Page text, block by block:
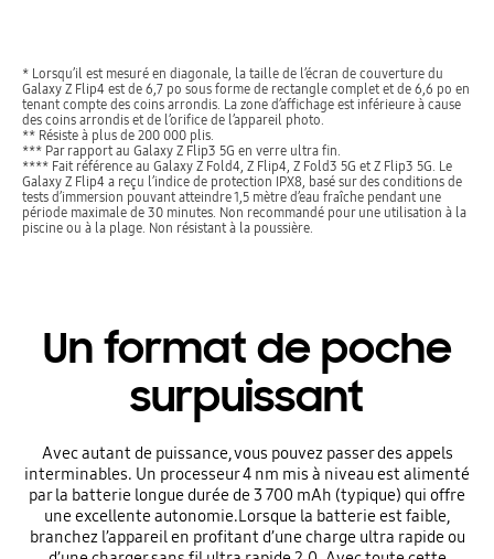
* Lorsqu’il est mesuré en diagonale, la taille de l’écran de couverture du
Galaxy Z Flip4 est de 6,7 po sous forme de rectangle complet et de 6,6 po en
tenant compte des coins arrondis. La zone d’affichage est inférieure à cause
des coins arrondis et de l’orifice de l’appareil photo.
** Résiste à plus de 200 000 plis.
*** Par rapport au Galaxy Z Flip3 5G en verre ultra fin.
**** Fait référence au Galaxy Z Fold4, Z Flip4, Z Fold3 5G et Z Flip3 5G. Le
Galaxy Z Flip4 a reçu l’indice de protection IPX8, basé sur des conditions de
tests d’immersion pouvant atteindre 1,5 mètre d’eau fraîche pendant une
période maximale de 30 minutes. Non recommandé pour une utilisation à la
piscine ou à la plage. Non résistant à la poussière.
Un format de poche
surpuissant
Avec autant de puissance, vous pouvez passer des appels
interminables. Un processeur 4 nm mis à niveau est alimenté
par la batterie longue durée de 3 700 mAh (typique) qui offre
une excellente autonomie.Lorsque la batterie est faible,
branchez l’appareil en profitant d’une charge ultra rapide ou